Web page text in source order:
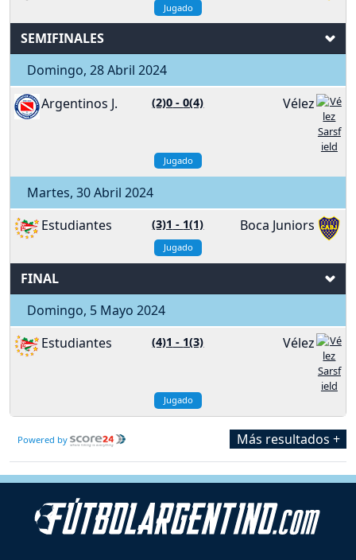
Jugado
SEMIFINALES
Domingo, 28 Abril 2024
Argentinos J.
(2)0 -0(4) Vélez
Jugado
Martes, 30 Abril 2024
Estudiantes
(3)1 - 1(1) Boca Juniors
Jugado
FINAL
Domingo, 5 Mayo 2024
Estudiantes
(4)1 - 1(3) Vélez
Jugado
Powered by Más resultados +